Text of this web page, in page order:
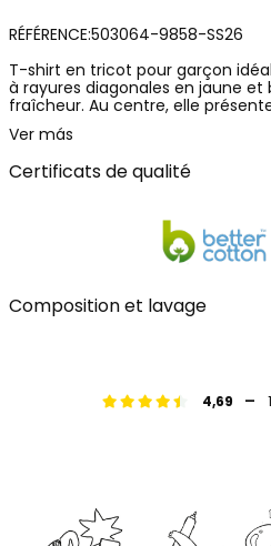
RÉFÉRENCE:503064-9858-SS26
T-shirt en tricot pour garçon
à rayures diagonales en jaune
fraîcheur. Au centre, elle
planches de surf. Le matériau en
confortable, parfait pour un
tailles de 12 mois à 10 ans, elle
enfants. Se marie parfaitement
Ver más
Certificats de qualité
Composition et lavage
4,69 -